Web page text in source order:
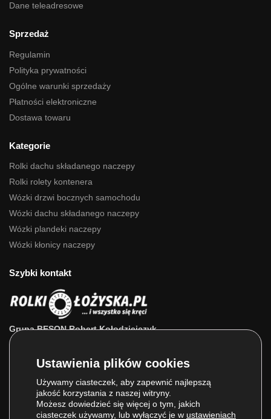
Dane teleadresowe
Sprzedaż
Regulamin
Polityka prywatności
Ogólne warunki sprzedaży
Płatności elektroniczne
Dostawa towaru
Kategorie
Rolki dachu składanego naczepy
Rolki rolety kontenera
Wózki drzwi bocznych samochodu
Wózki dachu składanego naczepy
Wózki plandeki naczepy
Wózki kłonicy naczepy
Szybki kontakt
Grupa BESON Robert Kołodziejczyk
ul. Powstańców Wlkp. 63a
E-mail:sklep@rolkilozyska.pl
Używamy ciasteczek, aby zapewnić najlepszą
jakość korzystania z naszej witryny.
Możesz dowiedzieć się więcej o tym, jakich
ciasteczek używamy, lub wyłączyć je w ustawieniach